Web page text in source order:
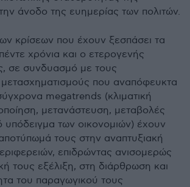
άνοδο της ευημερίας των πολιτών.
κρίσεων που έχουν ξεσπάσει τα
χρόνια και ο ετερογενής
σε συνδυασμό με τους
που αναπόφευκτα
megatrends (κλιματική
μετανάστευση, μεταβολές
υπόδειγμα των οικονομιών) έχουν
τους στην αναπτυξιακή
επιδρώντας ανισομερώς
τους εξέλιξη, στη διάρθρωση και
του παραγωγικού τους